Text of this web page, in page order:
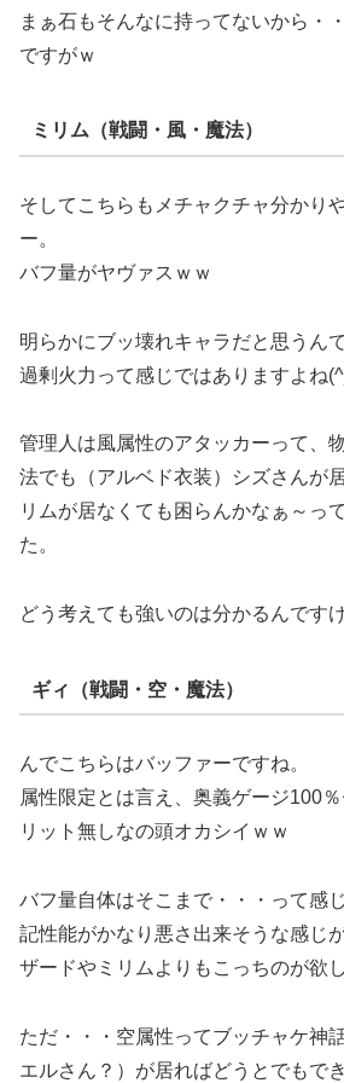
まぁ石もそんなに持ってないから・
ですがｗ
ミリム（戦闘・風・魔法）
そしてこちらもメチャクチャ分かり
ー。
バフ量がヤヴァスｗｗ
明らかにブッ壊れキャラだと思うん
過剰火力って感じではありますよね
管理人は風属性のアタッカーって、
法でも（アルベド衣装）シズさんが
リムが居なくても困らんかなぁ～っ
た。
どう考えても強いのは分かるんです
ギィ（戦闘・空・魔法）
んでこちらはバッファーですね。
属性限定とは言え、奥義ゲージ100
リット無しなの頭オカシイｗｗ
バフ量自体はそこまで・・・って感
記性能がかなり悪さ出来そうな感じ
ザードやミリムよりもこっちのが欲
ただ・・・空属性ってブッチャケ神
エルさん？）が居ればどうとでもで